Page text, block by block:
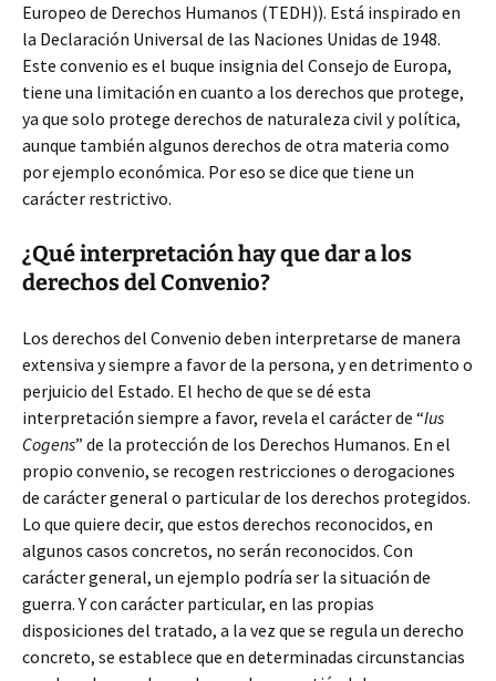
Europeo de Derechos Humanos (TEDH)). Está inspirado en
la Declaración Universal de las Naciones Unidas de 1948.
Este convenio es el buque insignia del Consejo de Europa,
tiene una limitación en cuanto a los derechos que protege,
ya que solo protege derechos de naturaleza civil y política,
aunque también algunos derechos de otra materia como
por ejemplo económica. Por eso se dice que tiene un
carácter restrictivo.
¿Qué interpretación hay que dar a los
derechos del Convenio?
Los derechos del Convenio deben interpretarse de manera
extensiva y siempre a favor de la persona, y en detrimento o
perjuicio del Estado. El hecho de que se dé esta
interpretación siempre a favor, revela el carácter de “Ius
Cogens” de la protección de los Derechos Humanos. En el
propio convenio, se recogen restricciones o derogaciones
de carácter general o particular de los derechos protegidos.
Lo que quiere decir, que estos derechos reconocidos, en
algunos casos concretos, no serán reconocidos. Con
carácter general, un ejemplo podría ser la situación de
guerra. Y con carácter particular, en las propias
disposiciones del tratado, a la vez que se regula un derecho
concreto, se establece que en determinadas circunstancias